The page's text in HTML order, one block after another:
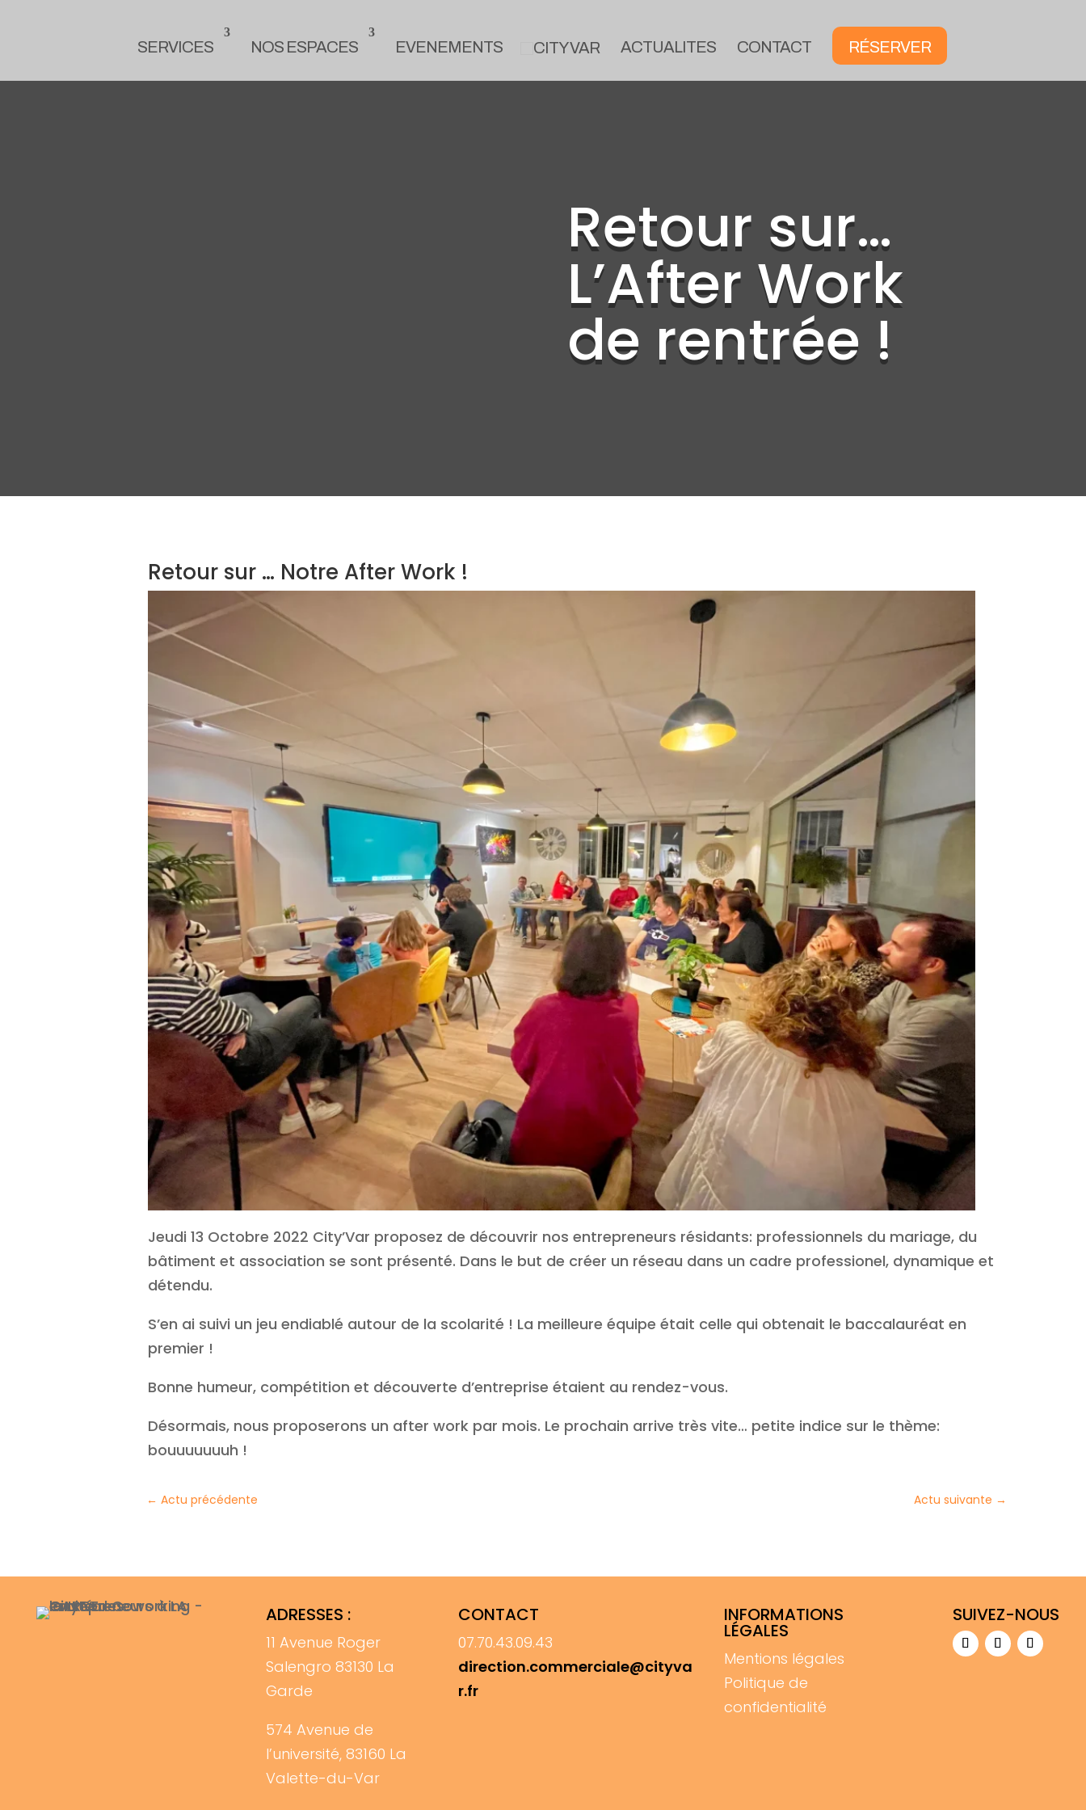
SERVICES NOS ESPACES EVENEMENTS ACTUALITES CONTACT RÉSERVER
Retour sur…
L’After Work
de rentrée !
Retour sur … Notre After Work !
Jeudi 13 Octobre 2022 City’Var proposez de découvrir nos entrepreneurs résidants: professionnels du mariage, du
bâtiment et association se sont présenté. Dans le but de créer un réseau dans un cadre professionel, dynamique et
détendu.
S’en ai suivi un jeu endiablé autour de la scolarité ! La meilleure équipe était celle qui obtenait le baccalauréat en
premier !
Bonne humeur, compétition et découverte d’entreprise étaient au rendez-vous.
Désormais, nous proposerons un after work par mois. Le prochain arrive très vite… petite indice sur le thème:
bouuuuuuuh !
← Actu précédente Actu suivante →
ADRESSES :
11 Avenue Roger
Salengro 83130 La
Garde
574 Avenue de
l’université, 83160 La
Valette-du-Var
CONTACT
07.70.43.09.43
direction.commerciale@cityva
r.fr
INFORMATIONS
LÉGALES
Mentions légales
Politique de
confidentialité
SUIVEZ-NOUS